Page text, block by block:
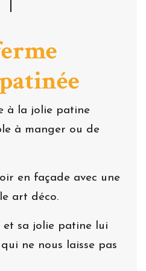
à la jolie patine
à manger ou de
en façade avec une
art déco.
et sa jolie patine lui
ne nous laisse pas